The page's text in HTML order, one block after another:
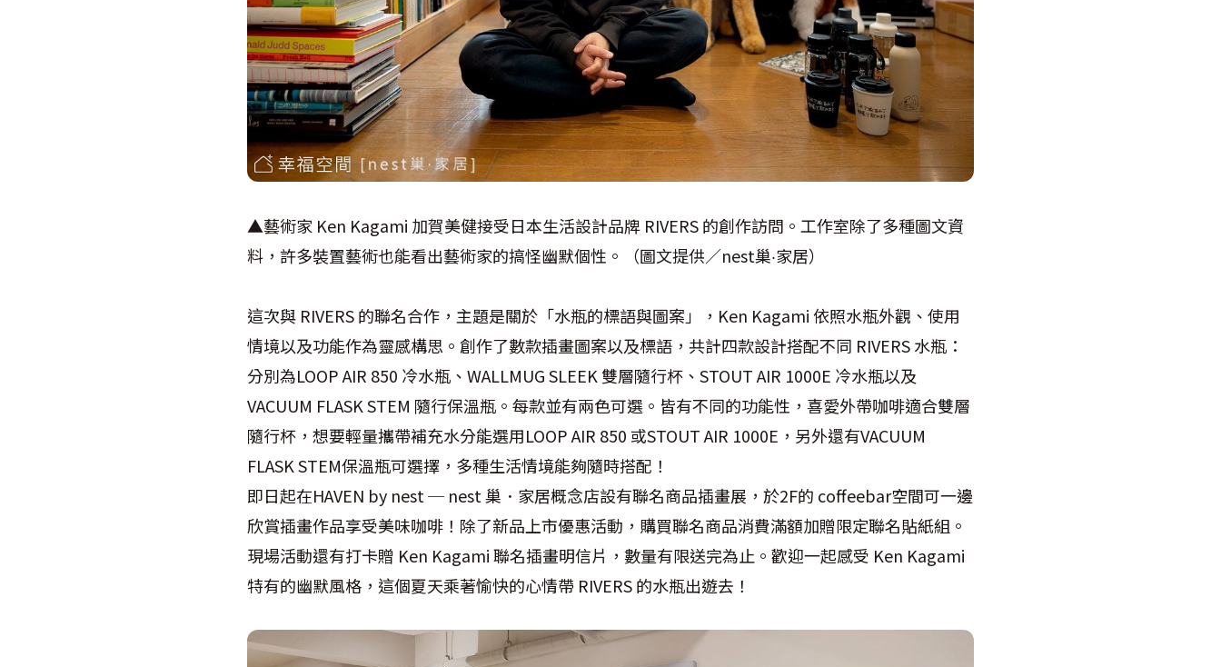
▲藝術家 Ken Kagami 加賀美健接受日本生活設計品牌 RIVERS 的創作訪問。工作室除了多種圖文資
料，許多裝置藝術也能看出藝術家的搞怪幽默個性。（圖文提供／nest巢·家居）
這次與 RIVERS 的聯名合作，主題是關於「水瓶的標語與圖案」，Ken Kagami 依照水瓶外觀、使用
情境以及功能作為靈感構思。創作了數款插畫圖案以及標語，共計四款設計搭配不同 RIVERS 水瓶：
分別為LOOP AIR 850 冷水瓶、WALLMUG SLEEK 雙層隨行杯、STOUT AIR 1000E 冷水瓶以及
VACUUM FLASK STEM 隨行保溫瓶。每款並有兩色可選。皆有不同的功能性，喜愛外帶咖啡適合雙層
隨行杯，想要輕量攜帶補充水分能選用LOOP AIR 850 或STOUT AIR 1000E，另外還有VACUUM
FLASK STEM保溫瓶可選擇，多種生活情境能夠隨時搭配！
即日起在HAVEN by nest ─ nest 巢．家居概念店設有聯名商品插畫展，於2F的 coffeebar空間可一邊
欣賞插畫作品享受美味咖啡！除了新品上市優惠活動，購買聯名商品消費滿額加贈限定聯名貼紙組。
現場活動還有打卡贈 Ken Kagami 聯名插畫明信片，數量有限送完為止。歡迎一起感受 Ken Kagami
特有的幽默風格，這個夏天乘著愉快的心情帶 RIVERS 的水瓶出遊去！